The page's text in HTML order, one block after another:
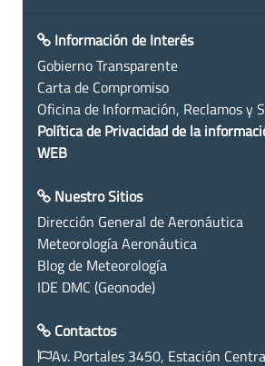
Información de Interés
Gobierno Transparente
Carta de Compromiso
Oficina de Información, Reclamos y
Política de Privacidad de la
WEB
Nuestro Sitios
Dirección General de Aeronáutica
Meteorología Aeronáutica
Blog de Meteorología
IDE DMC (Geonode)
Contactos
Av. Portales 3450, Estación